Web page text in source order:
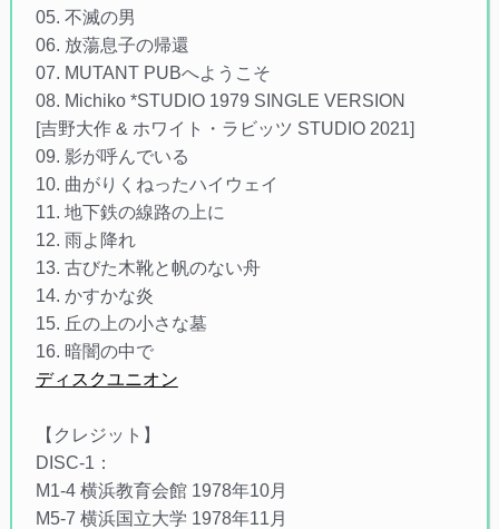
05. 不滅の男
06. 放蕩息子の帰還
07. MUTANT PUBへようこそ
08. Michiko *STUDIO 1979 SINGLE VERSION
[吉野大作 & ホワイト・ラビッツ STUDIO 2021]
09. 影が呼んでいる
10. 曲がりくねったハイウェイ
11. 地下鉄の線路の上に
12. 雨よ降れ
13. 古びた木靴と帆のない舟
14. かすかな炎
15. 丘の上の小さな墓
16. 暗闇の中で
ディスクユニオン
【クレジット】
DISC-1：
M1-4 横浜教育会館 1978年10月
M5-7 横浜国立大学 1978年11月